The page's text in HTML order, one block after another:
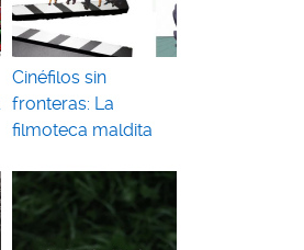
Cinéfilos sin
fronteras: La
filmoteca maldita